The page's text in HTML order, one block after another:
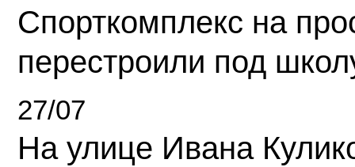
Спорткомплекс на
перестроили под
27/07
На улице Ивана